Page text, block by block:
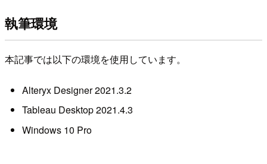
執筆環境
本記事では以下の環境を使用しています。
Alteryx Designer 2021.3.2
Tableau Desktop 2021.4.3
Windows 10 Pro